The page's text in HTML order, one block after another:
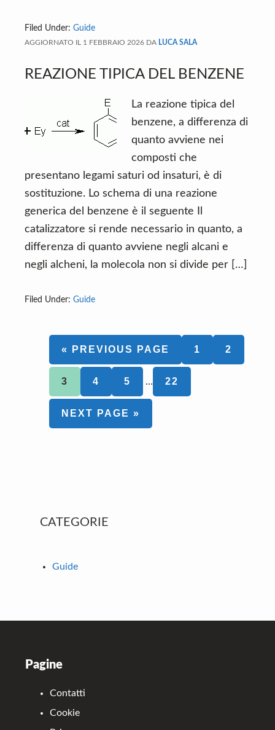
Filed Under: Guide
AGGIORNATO IL 1 FEBBRAIO 2026 DA LUCA SALA
REAZIONE TIPICA DEL BENZENE
La reazione tipica del
benzene, a differenza di
quanto avviene nei
composti che
presentano legami saturi od insaturi, è di
sostituzione. Lo schema di una reazione
generica del benzene è il seguente Il
catalizzatore si rende necessario in quanto, a
differenza di quanto avviene negli alcani e
negli alcheni, la molecola non si divide per […]
Filed Under: Guide
« GO
TO
PREVIOUS PAGE PAGE
1 PAGE
2
PAGE
3 PAGE
4 PAGE
5 … PAGE
22
GO
NEXT PAGE »
Primary
CATEGORIE
Guide
Pagine
Contatti
Cookie